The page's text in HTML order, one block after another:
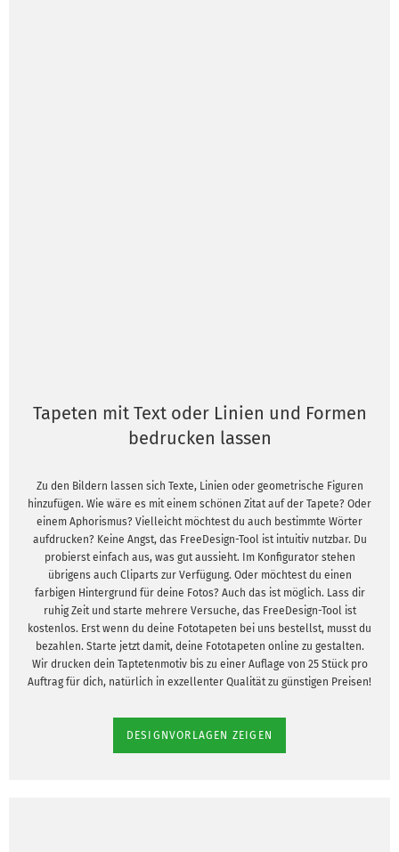
Tapeten mit Text oder Linien und Formen
bedrucken lassen
Zu den Bildern lassen sich Texte, Linien oder geometrische Figuren
hinzufügen. Wie wäre es mit einem schönen Zitat auf der Tapete? Oder
einem Aphorismus? Vielleicht möchtest du auch bestimmte Wörter
aufdrucken? Keine Angst, das FreeDesign-Tool ist intuitiv nutzbar. Du
probierst einfach aus, was gut aussieht. Im Konfigurator stehen
übrigens auch Cliparts zur Verfügung. Oder möchtest du einen
farbigen Hintergrund für deine Fotos? Auch das ist möglich. Lass dir
ruhig Zeit und starte mehrere Versuche, das FreeDesign-Tool ist
kostenlos. Erst wenn du deine Fototapeten bei uns bestellst, musst du
bezahlen. Starte jetzt damit, deine Fototapeten online zu gestalten.
Wir drucken dein Taptetenmotiv bis zu einer Auflage von 25 Stück pro
Auftrag für dich, natürlich in exzellenter Qualität zu günstigen Preisen!
DESIGNVORLAGEN ZEIGEN